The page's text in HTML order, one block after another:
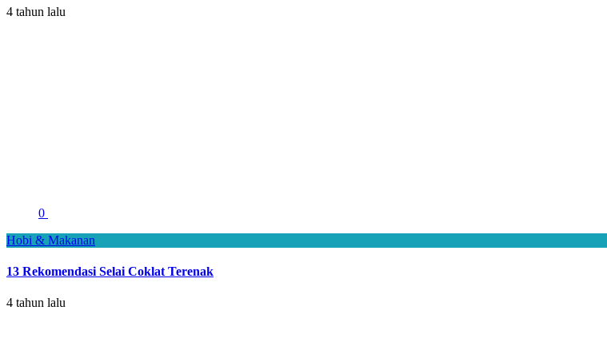
4 tahun lalu
0
Hobi & Makanan
13 Rekomendasi Selai Coklat Terenak
4 tahun lalu